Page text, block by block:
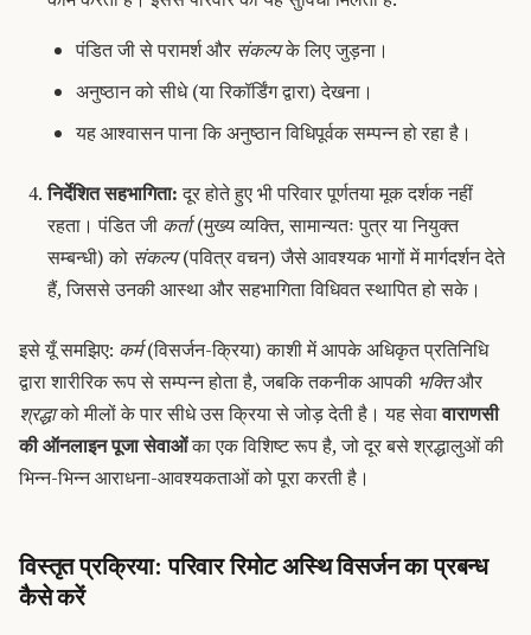
पंडित जी से परामर्श और संकल्पके लिए जुड़ना।
अनुष्ठान को सीधे (या रिकॉर्डिंग द्वारा) देखना।
यह आश्वासन पाना कि अनुष्ठान विधिपूर्वक सम्पन्न हो रहा है।
निर्देशित सहभागिता:दूर होते हुए भी परिवार पूर्णतया मूक दर्शक नहीं
रहता। पंडित जी कर्ता(मुख्य व्यक्ति, सामान्यतः पुत्र या नियुक्त
सम्बन्धी) को संकल्प(पवित्र वचन) जैसे आवश्यक भागों में मार्गदर्शन देते
हैं, जिससे उनकी आस्था और सहभागिता विधिवत स्थापित हो सके।
इसे यूँ समझिए: कर्म(विसर्जन-क्रिया) काशी में आपके अधिकृत प्रतिनिधि
द्वारा शारीरिक रूप से सम्पन्न होता है, जबकि तकनीक आपकी भक्तिऔर
श्रद्धाको मीलों के पार सीधे उस क्रिया से जोड़ देती है। यह सेवावाराणसी
की ऑनलाइन पूजा सेवाओंका एक विशिष्ट रूप है, जो दूर बसे श्रद्धालुओं की
भिन्न-भिन्न आराधना-आवश्यकताओं को पूरा करती है।
विस्तृत प्रक्रिया: परिवार रिमोट अस्थि विसर्जन का प्रबन्ध
कैसे करें